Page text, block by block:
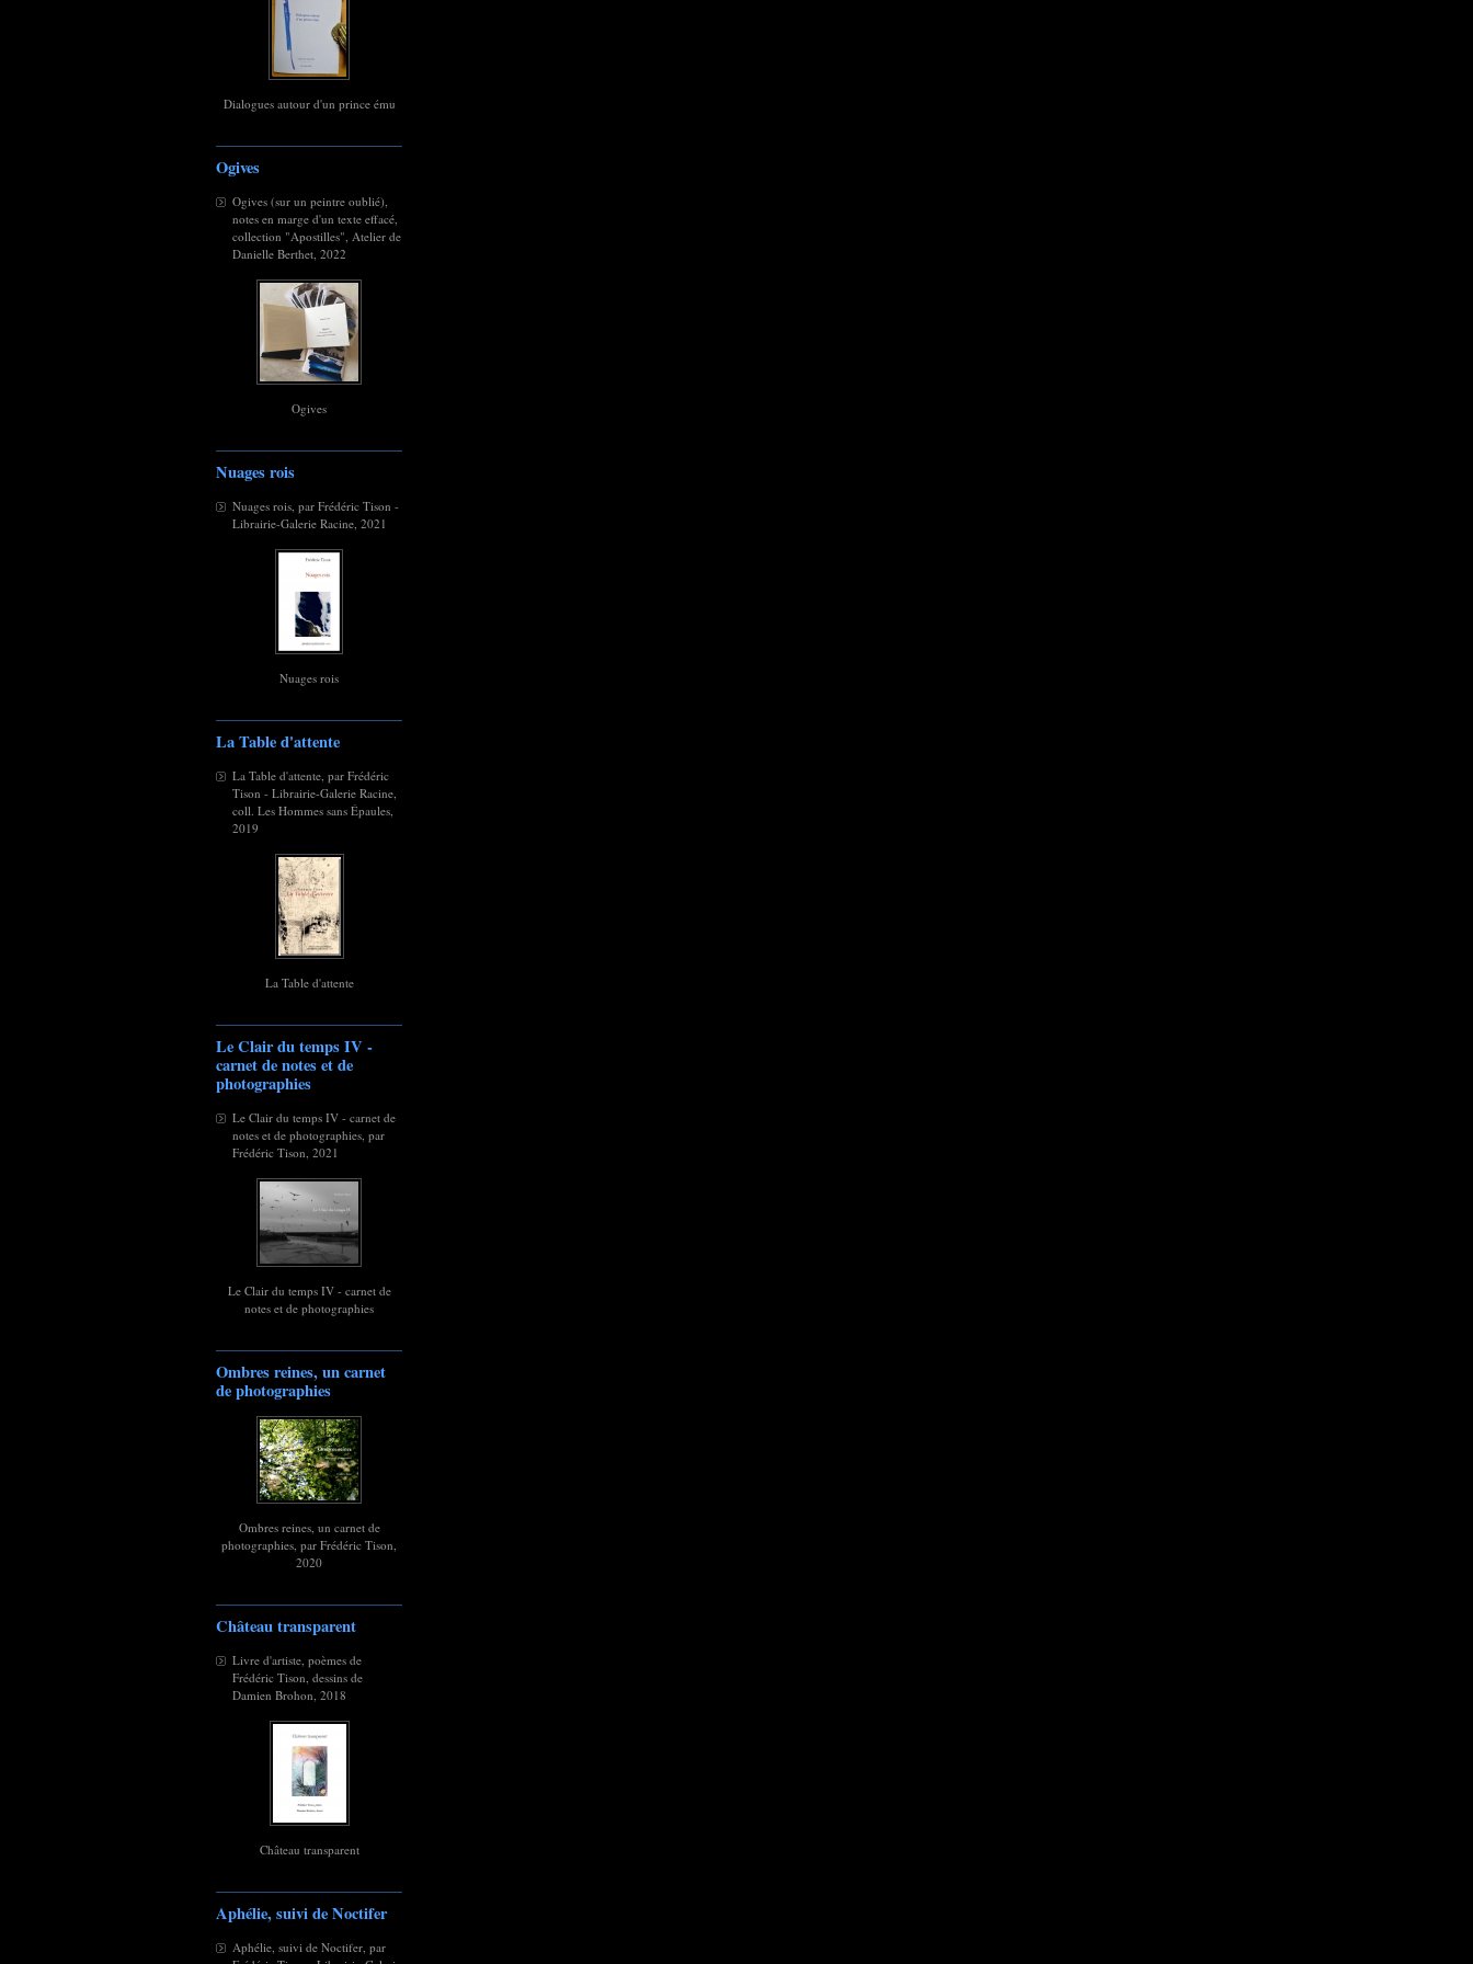
Dialogues autour d'un prince ému
Ogives
Ogives (sur un peintre oublié),
notes en marge d'un texte effacé,
collection "Apostilles", Atelier de
Danielle Berthet, 2022
Ogives
Nuages rois
Nuages rois, par Frédéric Tison -
Librairie-Galerie Racine, 2021
Nuages rois
La Table d'attente
La Table d'attente, par Frédéric
Tison - Librairie-Galerie Racine,
coll. Les Hommes sans Épaules,
2019
La Table d'attente
Le Clair du temps IV -
carnet de notes et de
photographies
Le Clair du temps IV - carnet de
notes et de photographies, par
Frédéric Tison, 2021
Le Clair du temps IV - carnet de
notes et de photographies
Ombres reines, un carnet
de photographies
Ombres reines, un carnet de
photographies, par Frédéric Tison,
2020
Château transparent
Livre d'artiste, poèmes de
Frédéric Tison, dessins de
Damien Brohon, 2018
Château transparent
Aphélie, suivi de Noctifer
Aphélie, suivi de Noctifer, par